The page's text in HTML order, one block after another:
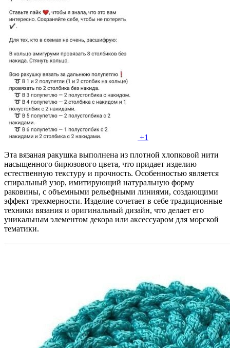
+1
Эта вязаная ракушка выполнена из плотной хлопковой нити
насыщенного бирюзового цвета, что придает изделию
естественную текстуру и прочность. Особенностью является
спиральный узор, имитирующий натуральную форму
раковины, с объемными рельефными линиями, создающими
эффект трехмерности. Изделие сочетает в себе традиционные
техники вязания и оригинальный дизайн, что делает его
уникальным элементом декора или аксессуаром для морской
тематики.